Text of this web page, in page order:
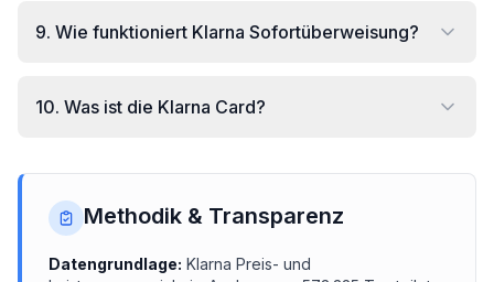
9. Wie funktioniert Klarna Sofortüberweisung?
10. Was ist die Klarna Card?
Methodik & Transparenz
Datengrundlage: Klarna Preis- und